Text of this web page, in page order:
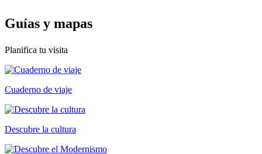
Guías y mapas
Planifica tu visita
Cuaderno de viaje
Descubre la cultura